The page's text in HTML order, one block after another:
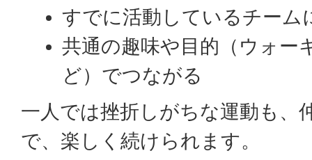
すでに活動しているチーム
共通の趣味や目的（ウォー
ど）でつながる
一人では挫折しがちな運動も、
で、楽しく続けられます。